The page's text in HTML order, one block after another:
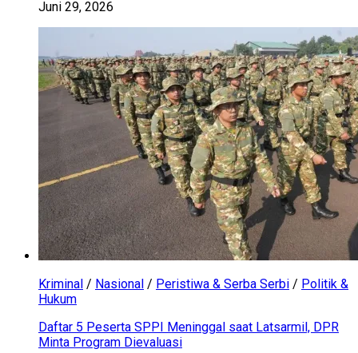
Juni 29, 2026
Kriminal / Nasional / Peristiwa & Serba Serbi / Politik &
Hukum
Daftar 5 Peserta SPPI Meninggal saat Latsarmil, DPR
Minta Program Dievaluasi